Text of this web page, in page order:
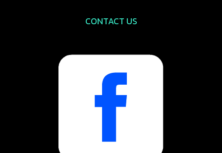
CONTACT US